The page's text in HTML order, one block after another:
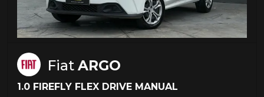
Fiat ARGO
1.0 FIREFLY FLEX DRIVE MANUAL